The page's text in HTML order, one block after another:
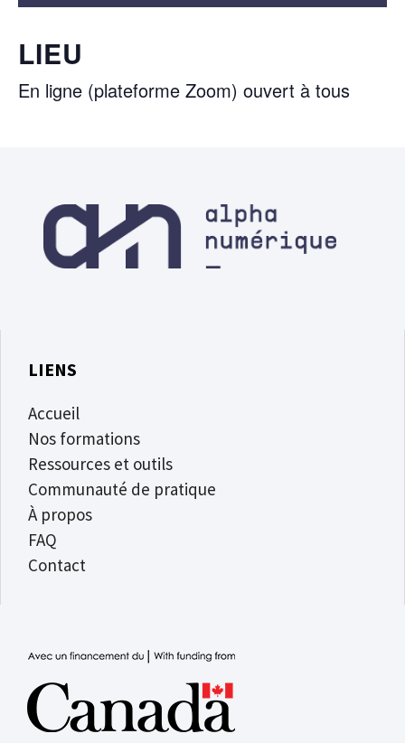
LIEU
En ligne (plateforme Zoom) ouvert à tous
LIENS
Accueil
Nos formations
Ressources et outils
Communauté de pratique
À propos
FAQ
Contact